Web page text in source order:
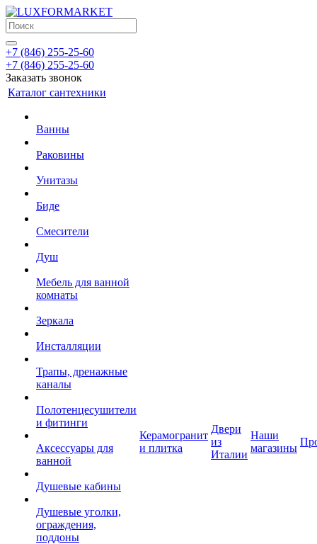
+7 (846) 255-25-60
+7 (846) 255-25-60
Заказать звонок
Каталог сантехники
Ванны
Раковины
Унитазы
Биде
Смесители
Душ
Мебель для ванной
комнаты
Зеркала
Инсталляции
Трапы, дренажные
каналы
Полотенцесушители
и фитинги
Аксессуары для
ванной
Душевые кабины
Душевые уголки,
ограждения,
поддоны
Керамогранит
и плитка
Двери
из
Италии
Наши
магазины